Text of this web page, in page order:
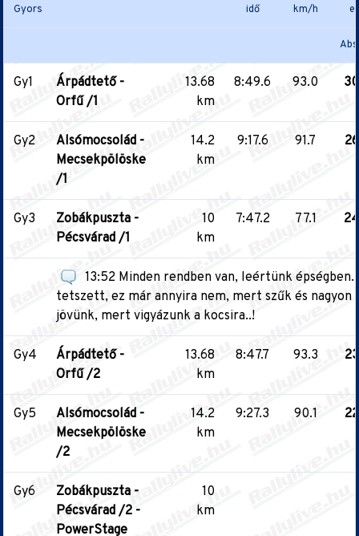
Gyors idő km/h
Gy1
Árpádtető -
Orfű /1
13.68
km
8:49.6 93.0
Gy2
Alsómocsolád -
Mecsekpölöske
/1
14.2
km
9:17.6 91.7
Gy3
Zobákpuszta -
Pécsvárad /1
10
km
7:47.2 77.1
13:52 Minden rendben van, leértünk
tetszett, ez már annyira nem, mert szűk és nagyon
jövünk, mert vigyázunk a kocsira..!
Gy4
Árpádtető -
Orfű /2
13.68
km
8:47.7 93.3
Gy5
Alsómocsolád -
Mecsekpölöske
/2
14.2
km
9:27.3 90.1
Gy6
Zobákpuszta -
Pécsvárad /2 -
PowerStage
10
km